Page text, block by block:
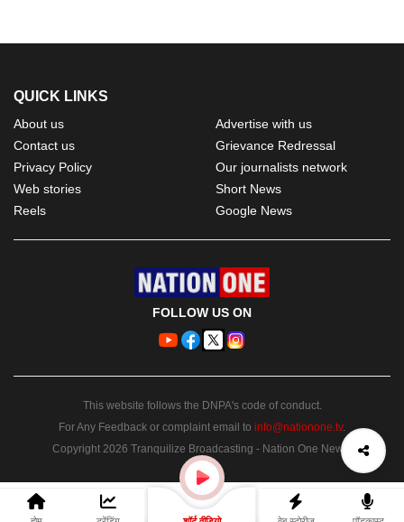
QUICK LINKS
About us
Contact us
Privacy Policy
Advertise with us
Grievance Redressal
Our journalists network
Web stories
Reels
Short News
Google News
FOLLOW US ON
This website follows the DNPA's code of conduct.
For Any Feedback or complaint email to info@nationone.tv.
Copyright 2026 Tranquilize Broadcasting - Nation One News.